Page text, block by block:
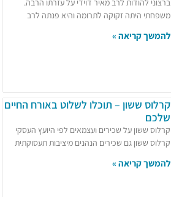
ברצוני להודות לרב מאיר דוידי על עזרתו הרבה.
משפחתי היתה זקוקה לתרומה והיא פנתה לרב
להמשך קריאה »
קרלוס ששון – תוכלו לשלוט באורח החיים
שלכם
קרלוס ששון על שכירים ועצמאים לפי היועץ העסקי
קרלוס ששון גם שכירים הנהנים מיציבות תעסוקתית
להמשך קריאה »